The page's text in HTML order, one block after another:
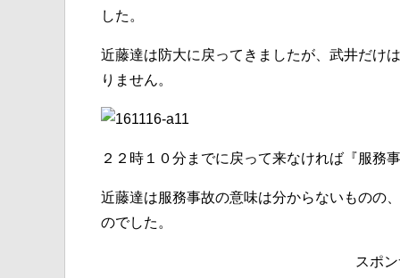
した。
近藤達は防大に戻ってきましたが、武井だけ
りません。
２２時１０分までに戻って来なければ『服務
近藤達は服務事故の意味は分からないものの
のでした。
スポ